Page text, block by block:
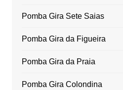
Pomba Gira Sete Saias
Pomba Gira da Figueira
Pomba Gira da Praia
Pomba Gira Colondina